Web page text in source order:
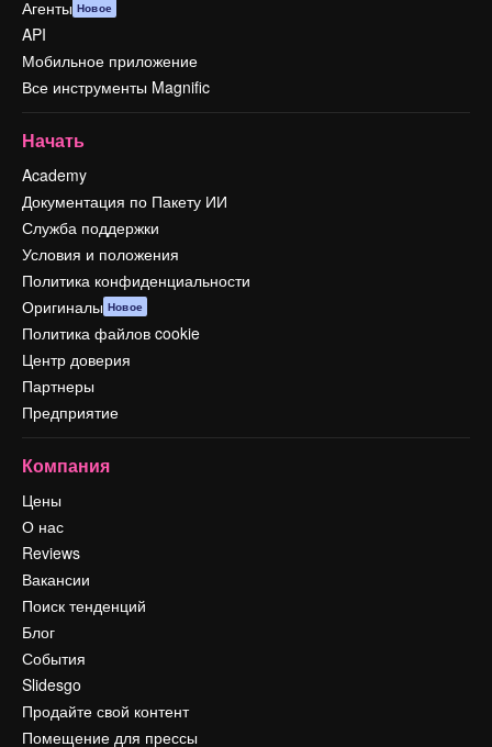
Агенты Новое
API
Мобильное приложение
Все инструменты Magnific
Начать
Academy
Документация по Пакету ИИ
Служба поддержки
Условия и положения
Политика конфиденциальности
Оригиналы Новое
Политика файлов cookie
Центр доверия
Партнеры
Предприятие
Компания
Цены
О нас
Reviews
Вакансии
Поиск тенденций
Блог
События
Slidesgo
Продайте свой контент
Помещение для прессы